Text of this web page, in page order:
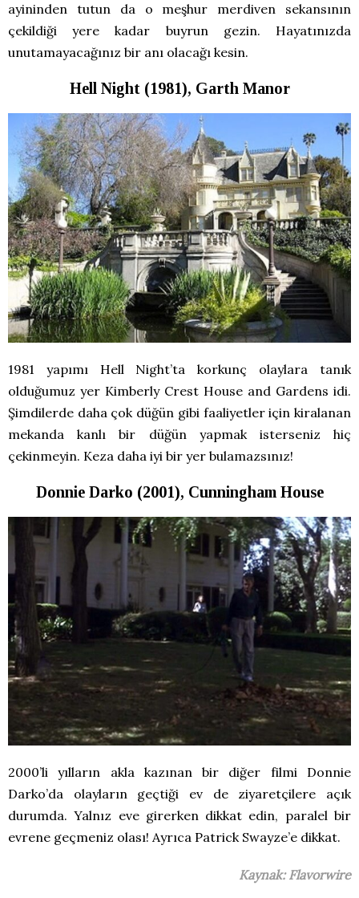
ayininden tutun da o meşhur merdiven sekansının
çekildiği yere kadar buyrun gezin. Hayatınızda
unutamayacağınız bir anı olacağı kesin.
Hell Night (1981), Garth Manor
1981 yapımı Hell Night’ta korkunç olaylara tanık
olduğumuz yer Kimberly Crest House and Gardens idi.
Şimdilerde daha çok düğün gibi faaliyetler için kiralanan
mekanda kanlı bir düğün yapmak isterseniz hiç
çekinmeyin. Keza daha iyi bir yer bulamazsınız!
Donnie Darko (2001), Cunningham House
2000’li yılların akla kazınan bir diğer filmi Donnie
Darko’da olayların geçtiği ev de ziyaretçilere açık
durumda. Yalnız eve girerken dikkat edin, paralel bir
evrene geçmeniz olası! Ayrıca Patrick Swayze’e dikkat.
Kaynak: Flavorwire